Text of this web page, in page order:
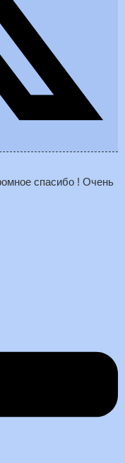
спасибо ! Очень